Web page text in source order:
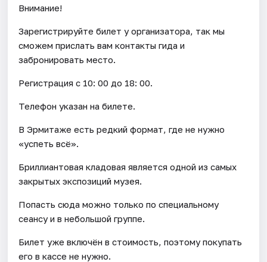
Внимание!
Зарегистрируйте билет у организатора, так мы
сможем прислать вам контакты гида и
забронировать место.
Регистрация с 10: 00 до 18: 00.
Телефон указан на билете.
В Эрмитаже есть редкий формат, где не нужно
«успеть всё».
Бриллиантовая кладовая является одной из самых
закрытых экспозиций музея.
Попасть сюда можно только по специальному
сеансу и в небольшой группе.
Билет уже включён в стоимость, поэтому покупать
его в кассе не нужно.